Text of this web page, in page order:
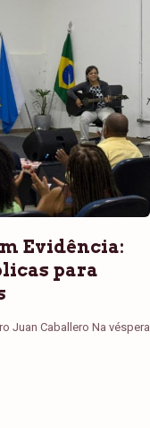
Evidência:
para
Juan Caballero Na véspera